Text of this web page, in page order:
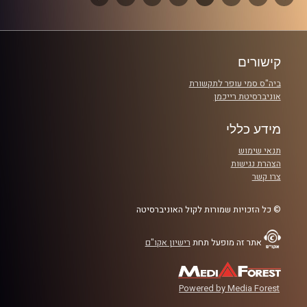
אורחים מיוחדים: אור עמרמי ברוקמן
קרדיט תמונות:
קישורים
ביה"ס סמי עופר לתקשורת
אוניברסיטת רייכמן
מידע כללי
תנאי שימוש
הצהרת נגישות
צרו קשר
© כל הזכויות שמורות לקול האוניברסיטה
אתר זה מופעל תחת רישיון אקו"ם
Powered by Media Forest